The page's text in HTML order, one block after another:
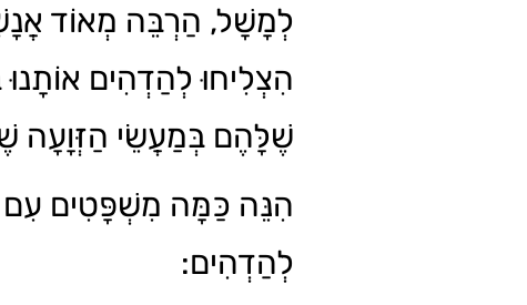
לְמָשָׁל, הַרְבֵּה מְאוֹד
הִצְלִיחוּ לְהַדְהִים
שֶׁלָּהֶם בְּמַעֲשֵׂי הַזְּוָעָה
הִנֵּה כַּמָּה מִשְׁפָּטִים
לְהַדְהִים: